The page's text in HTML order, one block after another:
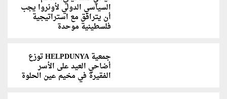
السياسي الدولي لأونروا يجب
أن يترافق مع استراتيجية
فلسطينية موحدة
جمعية HELPDUNYA توزع
أضاحي العيد على الأسر
الفقيرة في مخيم عين الحلوة